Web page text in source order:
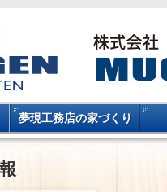
夢現工務店の家づくり